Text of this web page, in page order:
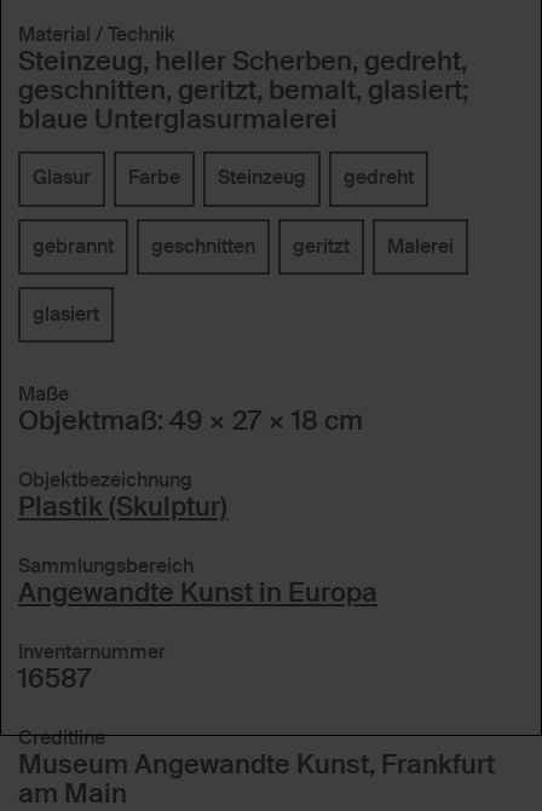
Material / Technik
Steinzeug, heller Scherben, gedreht,
geschnitten, geritzt, bemalt, glasiert;
blaue Unterglasurmalerei
Glasur Farbe Steinzeug gedreht
gebrannt geschnitten geritzt Malerei
glasiert
Maße
Objektmaß: 49 × 27 × 18 cm
Objektbezeichnung
Plastik (Skulptur)
Sammlungsbereich
Angewandte Kunst in Europa
Inventarnummer
16587
Creditline
Museum Angewandte Kunst, Frankfurt
am Main